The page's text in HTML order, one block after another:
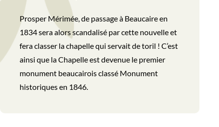
Prosper Mérimée, de passage à Beaucaire en
1834 sera alors scandalisé par cette nouvelle et
fera classer la chapelle qui servait de toril ! C’est
ainsi que la Chapelle est devenue le premier
monument beaucairois classé Monument
historiques en 1846.